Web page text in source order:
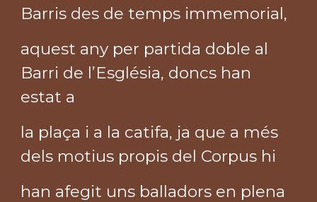
Barris des de temps immemorial,
aquest any per partida doble al
Barri de l’Església, doncs han
estat a
la plaça i a la catifa, ja que a més
dels motius propis del Corpus hi
han afegit uns balladors en plena